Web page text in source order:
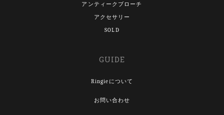
アンティークブローチ
アクセサリー
SOLD
GUIDE
Ringieについて
お問い合わせ